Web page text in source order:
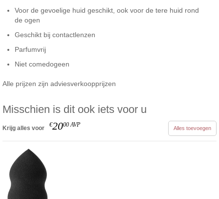
Voor de gevoelige huid geschikt, ook voor de tere huid rond
de ogen
Geschikt bij contactlenzen
Parfumvrij
Niet comedogeen
Alle prijzen zijn adviesverkoopprijzen
Misschien is dit ook iets voor u
Krijg alles voor €2000 AVP Alles toevoegen